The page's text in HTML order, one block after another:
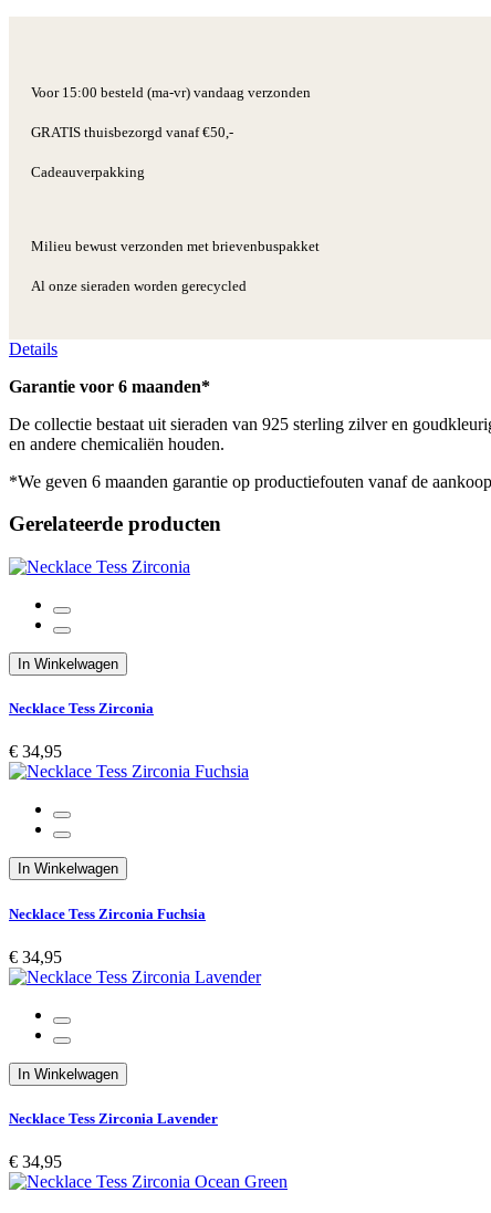
Voor 15:00 besteld (ma-vr) vandaag verzonden
GRATIS thuisbezorgd vanaf €50,-
Cadeauverpakking
Milieu bewust verzonden met brievenbuspakket
Al onze sieraden worden gerecycled
Details
Garantie voor 6 maanden*
De collectie bestaat uit sieraden van 925 sterling zilver en
en andere chemicaliën houden.
*We geven 6 maanden garantie op productiefouten vanaf de
Gerelateerde producten
In Winkelwagen
Necklace Tess Zirconia
€ 34,95
In Winkelwagen
Necklace Tess Zirconia Fuchsia
€ 34,95
In Winkelwagen
Necklace Tess Zirconia Lavender
€ 34,95